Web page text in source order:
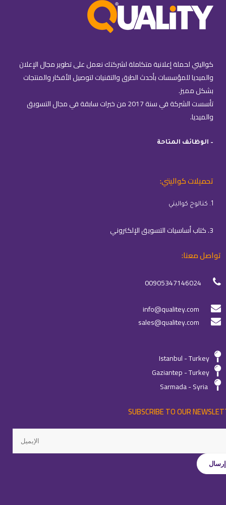
كواليتي لحملة إعلانية متكاملة لشركتك نعمل على تطوير مجال الإعلان
والميديا للمؤسسات بأحدث الطرق والتقنيات لتوصيل الأفكار والمنتجات
بشكل مميز.
تأسست الشركة في سنة 2017 من خبرات سابقة في مجال التسويق
والميديا.
– الوظائف المتاحة
تحميلات كواليتي:
1. كتالوج كواليتي
3. كتاب أساسيات التسويق الإلكتروني
تواصل معنا:
00905347146024
info@qualitey.com
sales@qualitey.com
Istanbul - Turkey
Gaziantep - Turkey
Sarmada - Syria
SUBSCRIBE TO OUR